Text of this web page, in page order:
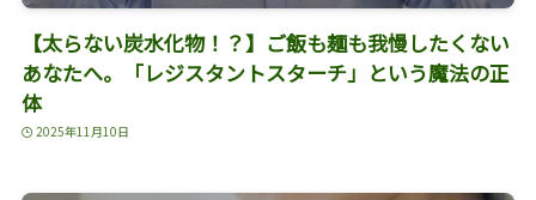
【太らない炭水化物！？】ご飯も麺も我慢したくない
あなたへ。「レジスタントスターチ」という魔法の正
体
2025年11月10日